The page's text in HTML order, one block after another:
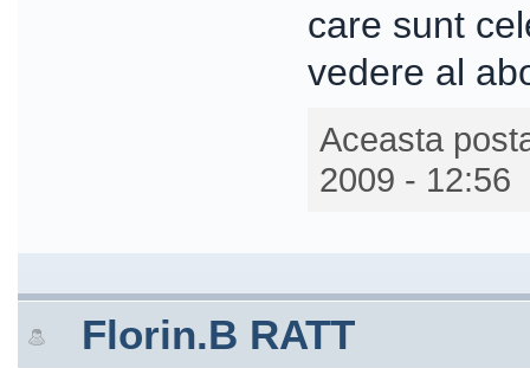
care sunt
vedere al
Aceasta
2009 - 12:56
Florin.B RATT